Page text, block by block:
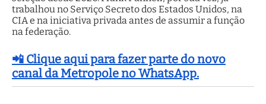
trabalhou no Serviço Secreto dos Estados Unidos, na
CIA e na iniciativa privada antes de assumir a função
na federação.
📲 Clique aqui para fazer parte do novo
canal da Metropole no WhatsApp.